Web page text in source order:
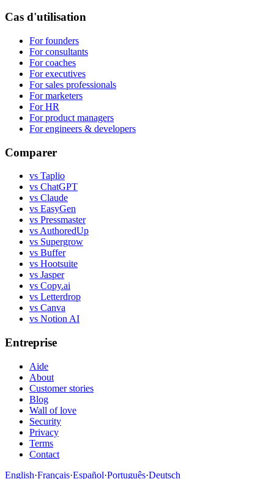
Cas d'utilisation
For founders
For consultants
For coaches
For executives
For sales professionals
For marketers
For HR
For product managers
For engineers & developers
Comparer
vs Taplio
vs ChatGPT
vs Claude
vs EasyGen
vs Pressmaster
vs AuthoredUp
vs Supergrow
vs Buffer
vs Hootsuite
vs Jasper
vs Copy.ai
vs Letterdrop
vs Canva
vs Notion AI
Entreprise
Aide
About
Customer stories
Blog
Wall of love
Security
Privacy
Terms
Contact
English·Français·Español·Português·Deutsch